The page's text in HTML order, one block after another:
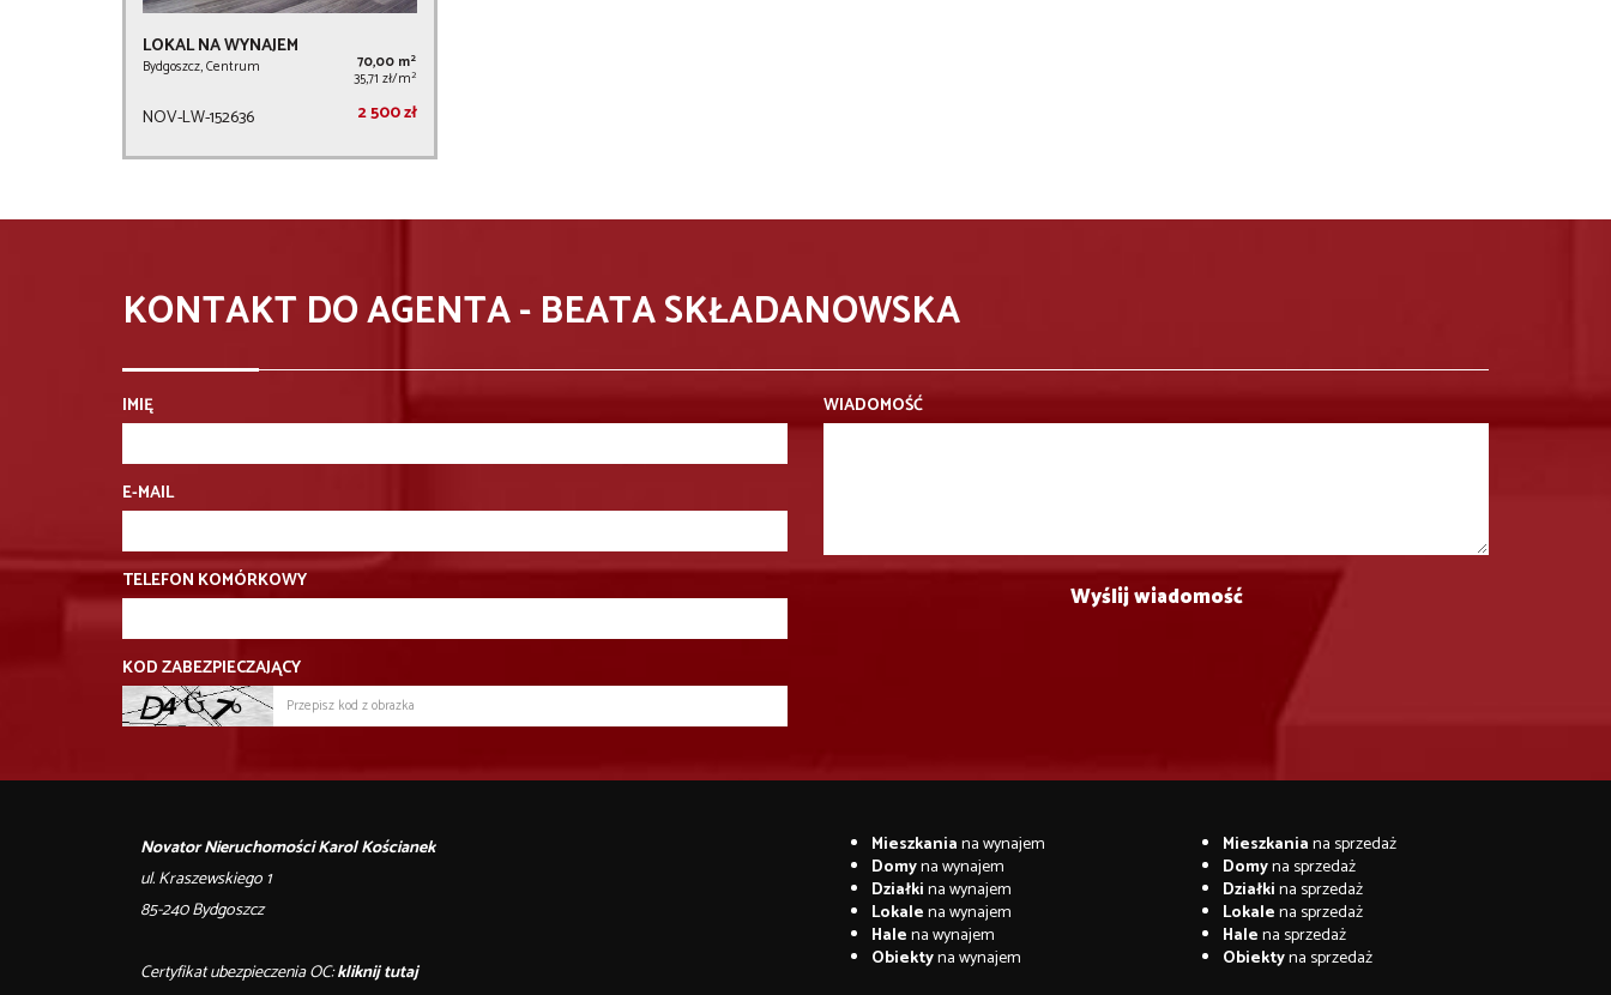
LOKAL NA WYNAJEM
Bydgoszcz, Centrum 70,00 m2
35,71 zł/m2
NOV-LW-152636 2 500 zł
KONTAKT DO AGENTA - BEATA SKŁADANOWSKA
IMIĘ
E-MAIL
TELEFON KOMÓRKOWY
KOD ZABEZPIECZAJĄCY
WIADOMOŚĆ
Novator Nieruchomości Karol Kościanek
ul. Kraszewskiego 1
85-240 Bydgoszcz
Certyfikat ubezpieczenia OC:kliknij tutaj
Mieszkaniana wynajem
Domyna wynajem
Działkina wynajem
Lokalena wynajem
Halena wynajem
Obiektyna wynajem
Mieszkaniana sprzedaż
Domyna sprzedaż
Działkina sprzedaż
Lokalena sprzedaż
Halena sprzedaż
Obiektyna sprzedaż